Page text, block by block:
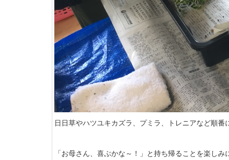
日日草やハツユキカズラ、プミラ、トレニアなど順番
「お母さん、喜ぶかな～！」と持ち帰ることを楽しみ